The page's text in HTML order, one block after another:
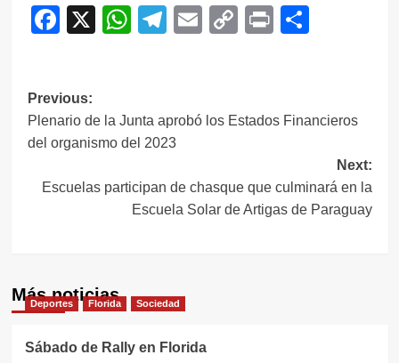
Facebook
X WhatsApp
Telegram
EmailCopy
Print
Navegación
de
entradas
Previous:
Plenario de la Junta aprobó los Estados Financieros
del organismo del 2023
Next:
Escuelas participan de chasque que culminará en la
Escuela Solar de Artigas de Paraguay
Más noticias
Deportes Florida Sociedad
Sábado de Rally en Florida